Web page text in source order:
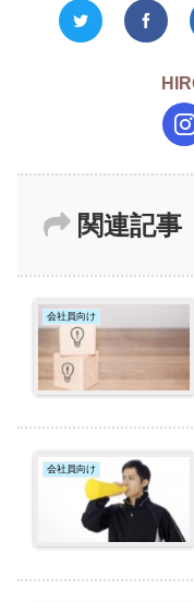
関連記事
会社員向け
会社員向け